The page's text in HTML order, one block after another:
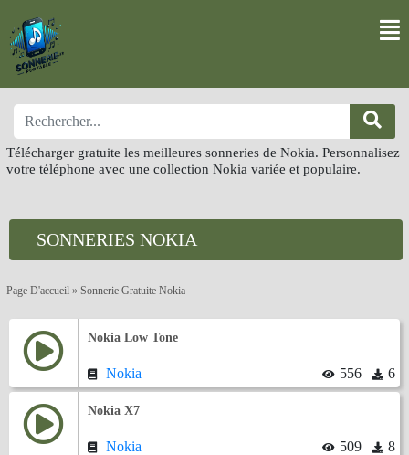
Télécharger gratuite les meilleures sonneries de Nokia. Personnalisez
votre téléphone avec une collection Nokia variée et populaire.
SONNERIES NOKIA
Page D'accueil » Sonnerie Gratuite Nokia
Nokia Low Tone
Nokia 556 6
Nokia X7
Nokia 509 8